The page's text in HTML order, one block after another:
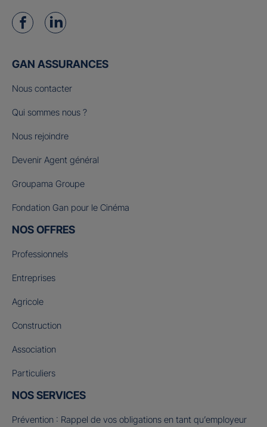
GAN ASSURANCES
Nous contacter
Qui sommes nous ?
Nous rejoindre
Devenir Agent général
Groupama Groupe
Fondation Gan pour le Cinéma
NOS OFFRES
Professionnels
Entreprises
Agricole
Construction
Association
Particuliers
NOS SERVICES
Prévention : Rappel de vos obligations en tant qu’employeur